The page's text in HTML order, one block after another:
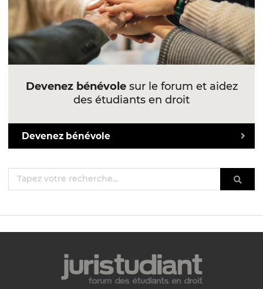
Devenez bénévolesur le forum et aidez
des étudiants en droit
Devenez bénévole